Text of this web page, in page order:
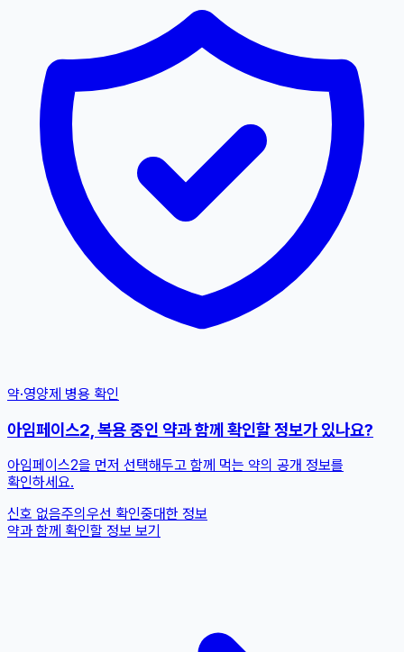
약·영양제 병용 확인
아임페이스2, 복용 중인 약과 함께 확인할 정보가 있나요?
아임페이스2을 먼저 선택해두고 함께 먹는 약의 공개 정보를
확인하세요.
신호 없음주의 우선 확인중대한 정보
약과 함께 확인할 정보 보기